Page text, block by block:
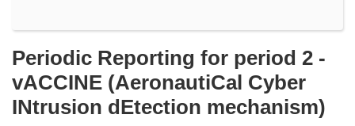
Periodic Reporting for period 2 -
vACCINE (AeronautiCal Cyber
INtrusion dEtection mechanism)